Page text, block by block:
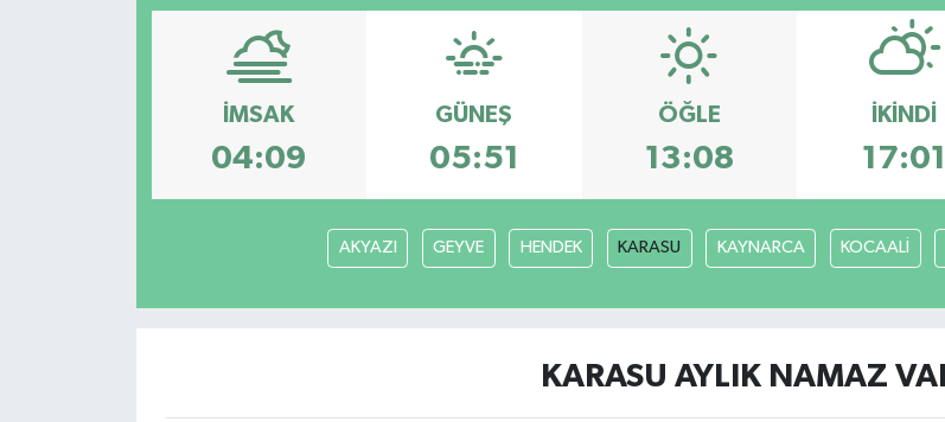
İMSAK
04:09
GÜNEŞ
05:51
ÖĞLE
13:08
İKINDI
17:01
AKYAZI GEYVE HENDEK KARASU KAYNARCA KOCAALİ
KARASU AYLIK NAMAZ